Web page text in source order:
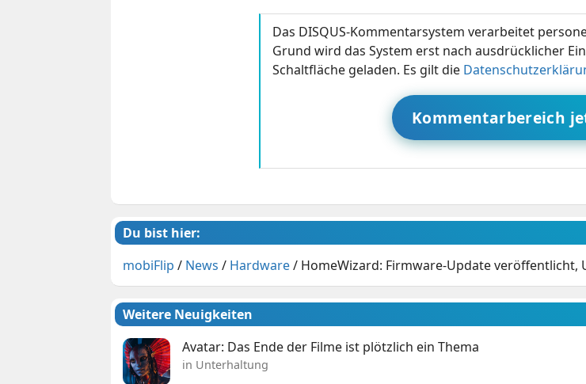
Das DISQUS-Kommentarsystem verarbeitet
Grund wird das System erst nach ausdrücklicher
Schaltfläche geladen. Es gilt die
Kommentarbereich
Du bist hier:
mobiFlip / News / Hardware/ HomeWizard: Firmware-Update
Weitere Neuigkeiten
Avatar: Das Ende der Filme ist plötzlich ein Thema
in Unterhaltung